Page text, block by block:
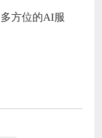
方位的AI服